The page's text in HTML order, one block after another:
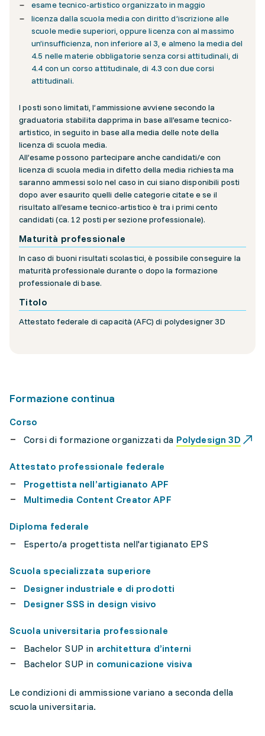
esame tecnico-artistico organizzato in maggio
licenza dalla scuola media con diritto d’iscrizione alle
scuole medie superiori, oppure licenza con al massimo
un’insufficienza, non inferiore al 3, e almeno la media del
4.5 nelle materie obbligatorie senza corsi attitudinali, di
4.4 con un corso attitudinale, di 4.3 con due corsi
attitudinali.
I posti sono limitati, l’ammissione avviene secondo la
graduatoria stabilita dapprima in base all’esame tecnico-
artistico, in seguito in base alla media delle note della
licenza di scuola media.
All’esame possono partecipare anche candidati/e con
licenza di scuola media in difetto della media richiesta ma
saranno ammessi solo nel caso in cui siano disponibili posti
dopo aver esaurito quelli delle categorie citate e se il
risultato all’esame tecnico-artistico è tra i primi cento
candidati (ca. 12 posti per sezione professionale).
Maturità professionale
In caso di buoni risultati scolastici, è possibile conseguire la
maturità professionale durante o dopo la formazione
professionale di base.
Titolo
Attestato federale di capacità (AFC) di polydesigner 3D
Formazione continua
Corso
Corsi di formazione organizzati da Polydesign 3D
Attestato professionale federale
Progettista nell’artigianato APF
Multimedia Content Creator APF
Diploma federale
Esperto/a progettista nell'artigianato EPS
Scuola specializzata superiore
Designer industriale e di prodotti
Designer SSS in design visivo
Scuola universitaria professionale
Bachelor SUP in architettura d’interni
Bachelor SUP in comunicazione visiva
Le condizioni di ammissione variano a seconda della
scuola universitaria.